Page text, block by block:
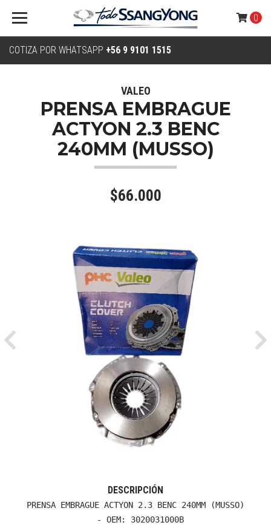
COTIZA POR WHATSAPP +56 9 9101 1515
0
VALEO
PRENSA EMBRAGUE
ACTYON 2.3 BENC
240MM (MUSSO)
$66.000
Previous
DESCRIPCIÓN
PRENSA EMBRAGUE ACTYON 2.3 BENC 240MM (MUSSO)
  - OEM: 3020031000B